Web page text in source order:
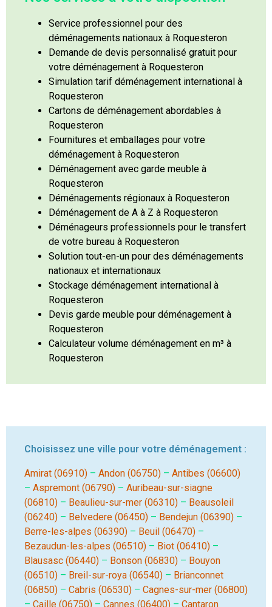
Service professionnel pour des
déménagements nationaux à Roquesteron
Demande de devis personnalisé gratuit pour
votre déménagement à Roquesteron
Simulation tarif déménagement international à
Roquesteron
Cartons de déménagement abordables à
Roquesteron
Fournitures et emballages pour votre
déménagement à Roquesteron
Déménagement avec garde meuble à
Roquesteron
Déménagements régionaux à Roquesteron
Déménagement de A à Z à Roquesteron
Déménageurs professionnels pour le transfert
de votre bureau à Roquesteron
Solution tout-en-un pour des déménagements
nationaux et internationaux
Stockage déménagement international à
Roquesteron
Devis garde meuble pour déménagement à
Roquesteron
Calculateur volume déménagement en m³ à
Roquesteron
Choisissez une ville pour votre déménagement :
Amirat (06910) – Andon (06750) – Antibes (06600)
– Aspremont (06790) – Auribeau-sur-siagne
(06810) – Beaulieu-sur-mer (06310) – Beausoleil
(06240) – Belvedere (06450) – Bendejun (06390) –
Berre-les-alpes (06390) – Beuil (06470) –
Bezaudun-les-alpes (06510) – Biot (06410) –
Blausasc (06440) – Bonson (06830) – Bouyon
(06510) – Breil-sur-roya (06540) – Brianconnet
(06850) – Cabris (06530) – Cagnes-sur-mer (06800)
– Caille (06750) – Cannes (06400) – Cantaron